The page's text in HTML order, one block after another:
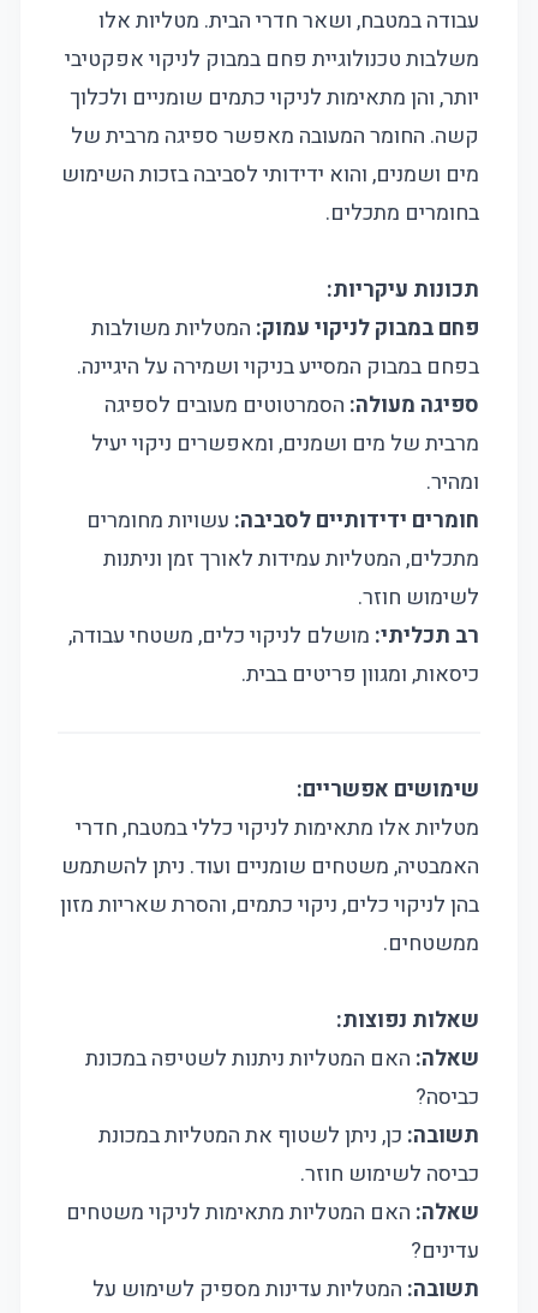
עבודה במטבח, ושאר חדרי הבית. מטליות אלו
משלבות טכנולוגיית פחם במבוק לניקוי אפקטיבי
יותר, והן מתאימות לניקוי כתמים שומניים ולכלוך
קשה. החומר המעובה מאפשר ספיגה מרבית של
מים ושמנים, והוא ידידותי לסביבה בזכות השימוש
בחומרים מתכלים.
תכונות עיקריות:
פחם במבוק לניקוי עמוק: המטליות משולבות
בפחם במבוק המסייע בניקוי ושמירה על היגיינה.
ספיגה מעולה: הסמרטוטים מעובים לספיגה
מרבית של מים ושמנים, ומאפשרים ניקוי יעיל
ומהיר.
חומרים ידידותיים לסביבה: עשויות מחומרים
מתכלים, המטליות עמידות לאורך זמן וניתנות
לשימוש חוזר.
רב תכליתי: מושלם לניקוי כלים, משטחי עבודה,
כיסאות, ומגוון פריטים בבית.
שימושים אפשריים:
מטליות אלו מתאימות לניקוי כללי במטבח, חדרי
האמבטיה, משטחים שומניים ועוד. ניתן להשתמש
בהן לניקוי כלים, ניקוי כתמים, והסרת שאריות מזון
ממשטחים.
שאלות נפוצות:
שאלה: האם המטליות ניתנות לשטיפה במכונת
כביסה?
תשובה: כן, ניתן לשטוף את המטליות במכונת
כביסה לשימוש חוזר.
שאלה: האם המטליות מתאימות לניקוי משטחים
עדינים?
תשובה: המטליות עדינות מספיק לשימוש על